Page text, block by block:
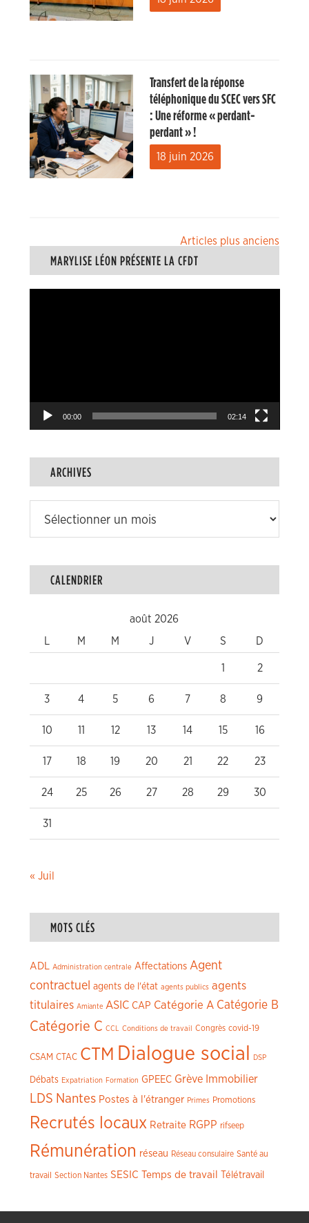
Transfert de la réponse
téléphonique du SCEC vers SFC
: Une réforme « perdant-
perdant » !
18 juin 2026
Navigation
des
articles
Articles plus anciens
MARYLISE LÉON PRÉSENTE LA CFDT
00:00 02:14
ARCHIVES
CALENDRIER
août 2026
M M J V S D
1 2
3 4 5 6 7 8 9
10 11 12 13 14 15 16
17 18 19 20 21 22 23
24 25 26 27 28 29 30
31
« Juil
MOTS CLÉS
ADL Administration centrale Affectations Agent
contractuel agents de l'état agents publics agents
titulaires Amiante ASIC CAP Catégorie A Catégorie B
Catégorie C CCL Conditions de travail Congrès covid-19
CSAM CTAC CTM Dialogue social DSP
Débats Expatriation Formation GPEEC Grève Immobilier
LDS Nantes Postes à l'étranger Primes Promotions
Recrutés locaux Retraite RGPP rifseep
Rémunération réseau Réseau consulaire Santé au
travail Section Nantes SESIC Temps de travail Télétravail